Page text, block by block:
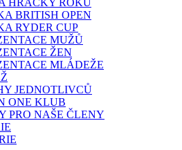
HRÁČKY ROKU
BRITISH OPEN
RYDER CUP
MUŽŮ
ŽEN
MLÁDEŽE
JEDNOTLIVCŮ
ONE KLUB
PRO NAŠE ČLENY